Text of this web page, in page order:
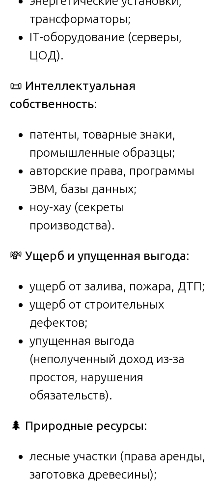
трансформаторы;
IT-оборудование (серверы,
ЦОД).
📜 Интеллектуальная
собственность:
патенты, товарные знаки,
промышленные образцы;
авторские права, программы
ЭВМ, базы данных;
ноу-хау (секреты
производства).
💸 Ущерб и упущенная выгода:
ущерб от залива, пожара, ДТП;
ущерб от строительных
дефектов;
упущенная выгода
(неполученный доход из-за
простоя, нарушения
обязательств).
🌲 Природные ресурсы:
лесные участки (права аренды,
заготовка древесины);